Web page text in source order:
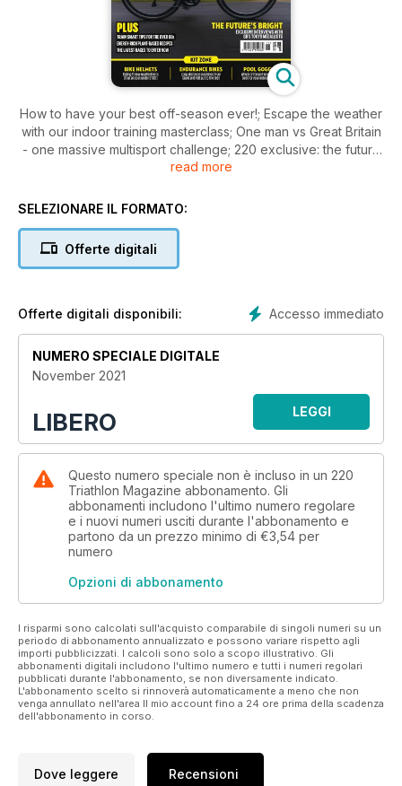
How to have your best off-season ever!; Escape the weather
with our indoor training masterclass; One man vs Great Britain
- one massive multisport challenge; 220 exclusive: the future
of team GB; Endurance bikes on test; Plant based recipes and
read more
SELEZIONARE IL FORMATO:
Offerte digitali
Accesso immediato
Offerte digitali disponibili:
NUMERO SPECIALE DIGITALE
November 2021
LIBERO LEGGI
Questo numero speciale non è incluso in un 220
Triathlon Magazine abbonamento. Gli
abbonamenti includono l'ultimo numero regolare
e i nuovi numeri usciti durante l'abbonamento e
partono da un prezzo minimo di €3,54 per
numero
Opzioni di abbonamento
I risparmi sono calcolati sull'acquisto comparabile di singoli numeri su un
periodo di abbonamento annualizzato e possono variare rispetto agli
importi pubblicizzati. I calcoli sono solo a scopo illustrativo. Gli
abbonamenti digitali includono l'ultimo numero e tutti i numeri regolari
pubblicati durante l'abbonamento, se non diversamente indicato.
L'abbonamento scelto si rinnoverà automaticamente a meno che non
venga annullato nell'area Il mio account fino a 24 ore prima della scadenza
dell'abbonamento in corso.
Dove leggere Recensioni